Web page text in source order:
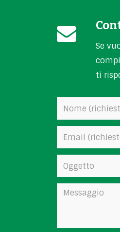
Se
ti